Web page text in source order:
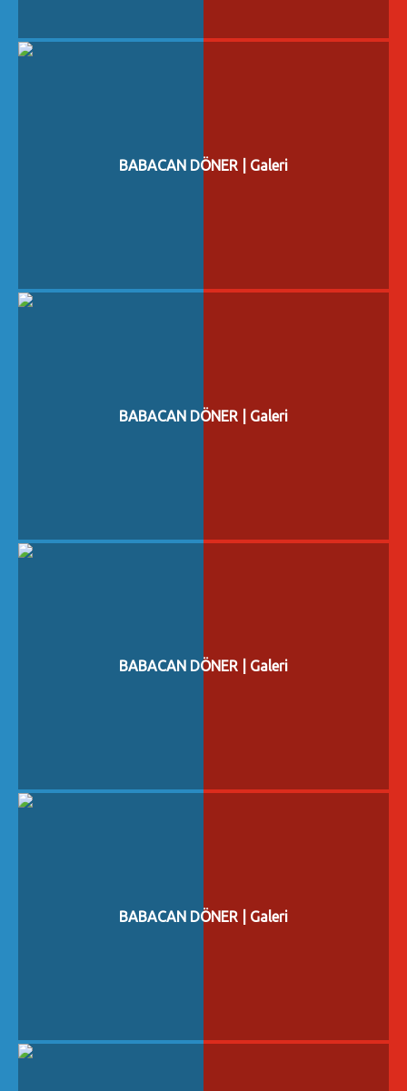
BABACAN DÖNER | Galeri
BABACAN DÖNER | Galeri
BABACAN DÖNER | Galeri
BABACAN DÖNER | Galeri